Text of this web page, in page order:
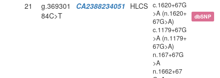
21
g.369301
84C>T
CA2388234051 HLCS c.1620+67G
>A (n.1620+
67G>A)
c.1179+67G
>A (n.1179+
67G>A)
n.167+67G
>A
n.1662+67
dbSNP